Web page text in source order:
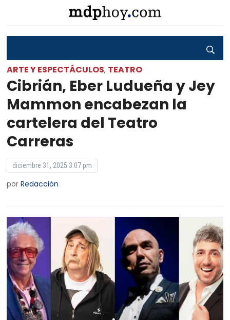
ARTE Y ESPECTÁCULOS, TEATRO
Cibrián, Eber Ludueña y Jey
Mammon encabezan la
cartelera del Teatro
Carreras
diciembre 31, 2025 3:07 pm
porRedacción